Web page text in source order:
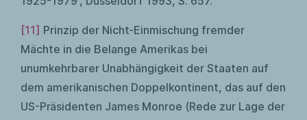
[11] Prinzip der Nicht-Einmischung fremder
Mächte in die Belange Amerikas bei
unumkehrbarer Unabhängigkeit der Staaten auf
dem amerikanischen Doppelkontinent, das auf den
US-Präsidenten James Monroe (Rede zur Lage der